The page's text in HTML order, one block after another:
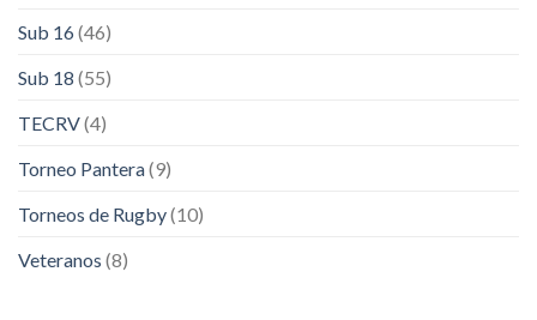
Sub 16(46)
Sub 18 (55)
TECRV(4)
Torneo Pantera(9)
Torneos de Rugby(10)
Veteranos (8)